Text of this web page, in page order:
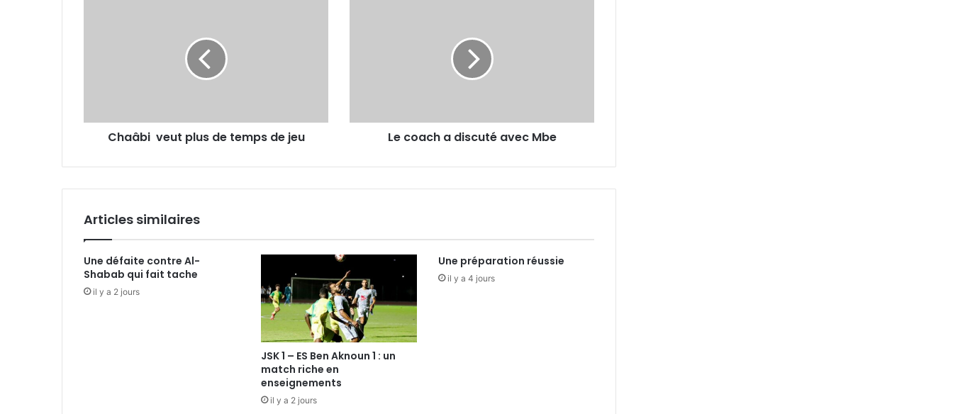
Chaâbi veut plus de temps de jeu Le coach a discuté avec Mbe
Articles similaires
Une défaite contre Al-
Shabab qui fait tache
il y a 2 jours
JSK 1 – ES Ben Aknoun 1 : un
match riche en
enseignements
il y a 2 jours
Une préparation réussie
il y a 4 jours